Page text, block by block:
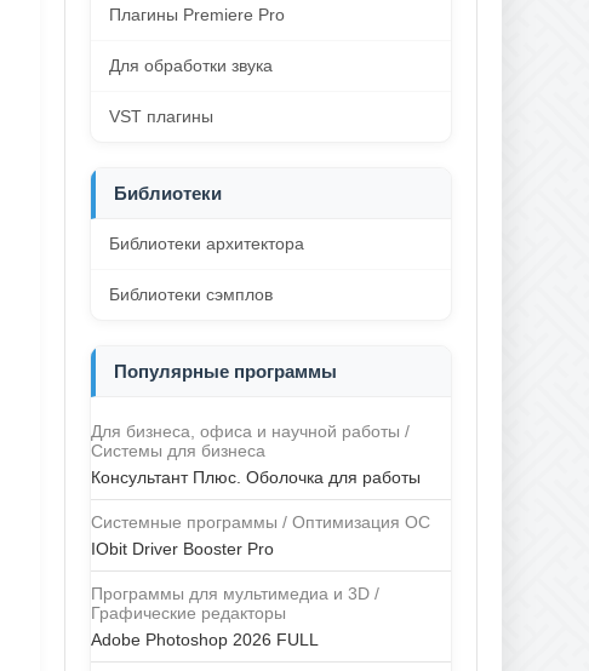
Плагины Premiere Pro
Для обработки звука
VST плагины
Библиотеки
Библиотеки архитектора
Библиотеки сэмплов
Популярные программы
Для бизнеса, офиса и научной работы /
Системы для бизнеса
Консультант Плюс. Оболочка для работы
Системные программы / Оптимизация ОС
IObit Driver Booster Pro
Программы для мультимедиа и 3D /
Графические редакторы
Adobe Photoshop 2026 FULL